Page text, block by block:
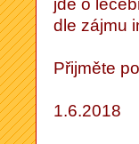
jde o
dle zájmu
Přijměte
1.6.2018